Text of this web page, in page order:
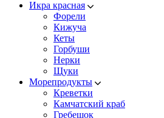
Икра красная
Форели
Кижуча
Кеты
Горбуши
Нерки
Щуки
Морепродукты
Креветки
Камчатский краб
Гребешок